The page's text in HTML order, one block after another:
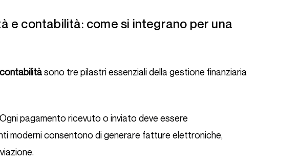
contabilitàsono tre pilastri essenziali della gestione finanziaria
pagamento ricevuto o inviato deve essere
moderni consentono di generare fatture elettroniche,